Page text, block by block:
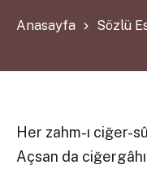
Anasayfa Sözlü
Her zahm-ı ciğer-
Açsan da